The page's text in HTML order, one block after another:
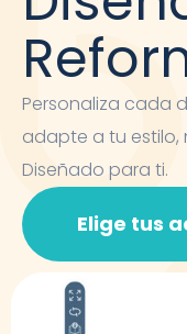
Personaliza cada
adapte a tu estilo,
Diseñado para ti.
Elige tus